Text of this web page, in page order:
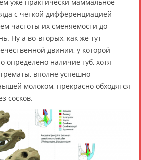
с чёткой дифференциацией
частоты их сменяемости до
Ну а во-вторых, как же тут
двинии, у которой
определено наличие губ, хотя
вполне успешно
молоком, прекрасно обходятся
сосков.